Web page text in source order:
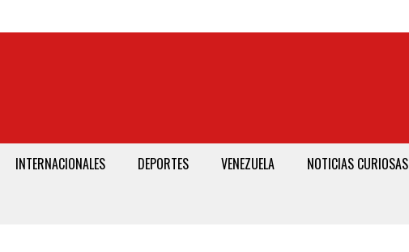
INTERNACIONALES DEPORTES VENEZUELA NOTICIAS CURIOSAS